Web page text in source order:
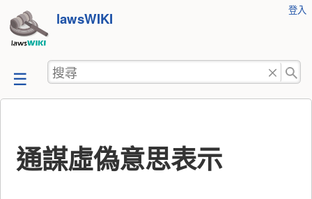
跳
至
容
lawsWIKI
工
登入
搜
尋
通謀虛偽意思表示